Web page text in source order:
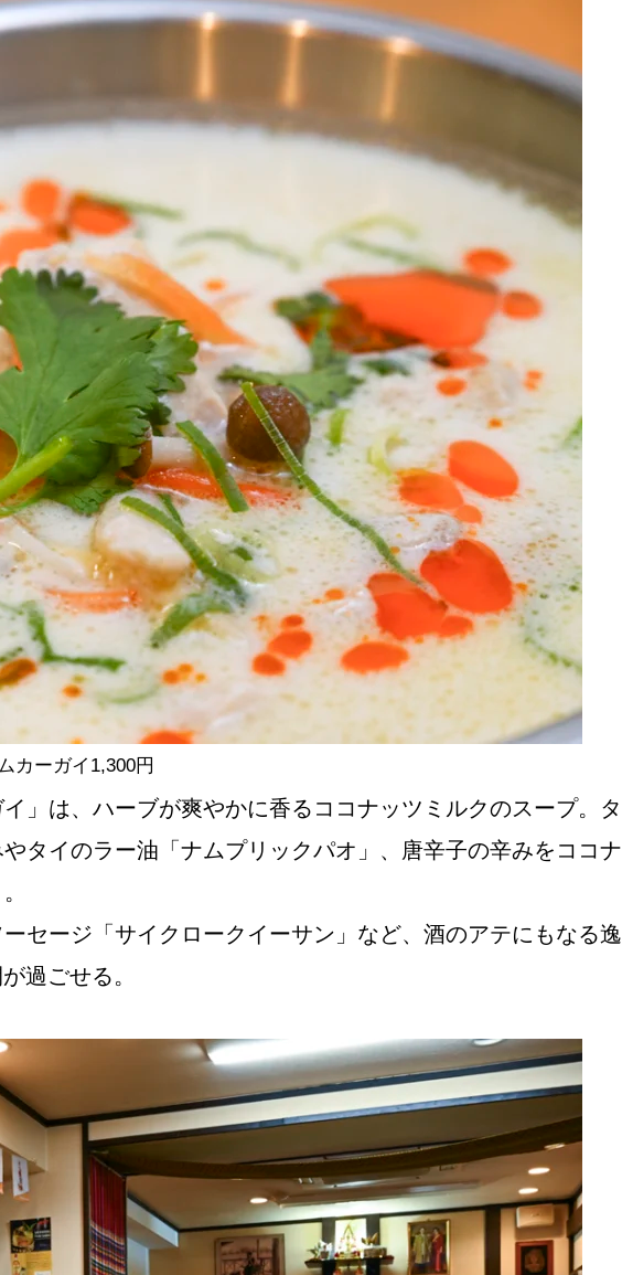
カーガイ1,300円
」は、ハーブが爽やかに香るココナッツミルクのスープ。
タイのラー油「ナムプリックパオ」、唐辛子の辛みをココ
セージ「サイクロークイーサン」など、酒のアテにもなる
過ごせる。